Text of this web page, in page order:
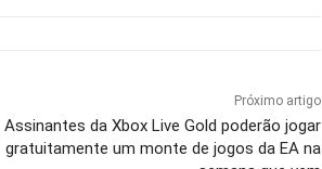
Próximo artigo
Assinantes da Xbox Live Gold poderão jogar
gratuitamente um monte de jogos da EA na